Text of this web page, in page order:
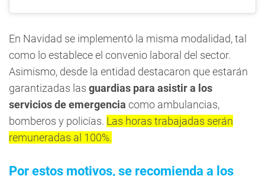
En Navidad se implementó la misma modalidad, tal
como lo establece el convenio laboral del sector.
Asimismo, desde la entidad destacaron que estarán
garantizadas las guardias para asistir a los
servicios de emergencia como ambulancias,
bomberos y policías. Las horas trabajadas serán
remuneradas al 100%.
Por estos motivos, se recomienda a los